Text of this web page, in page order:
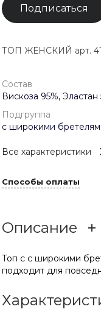
Подписаться
ТОП ЖЕНСКИЙ арт.
Состав
Вискоза 95%, Эластан
Подгруппа
с широкими
Все характеристики
Способы оплаты
Описание
Топ с с широкими
подходит для